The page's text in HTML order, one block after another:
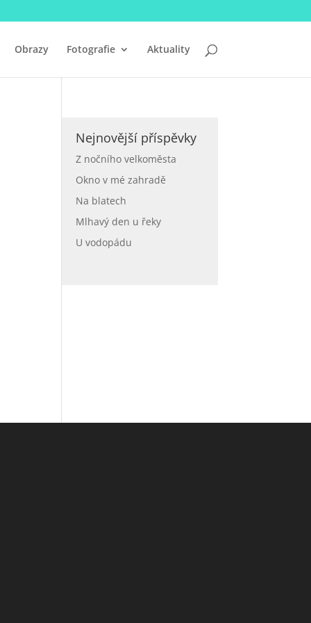
Obrazy Fotografie Aktuality
Nejnovější příspěvky
Z nočního velkoměsta
Okno v mé zahradě
Na blatech
Mlhavý den u řeky
U vodopádu